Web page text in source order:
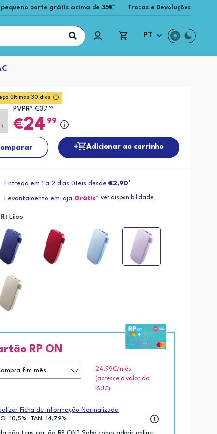
porte grátis acima de 35€* Trocas e Devoluções
PT
últimos 30 dias
PVPR* €37 ,99
24,99
Adicionar ao carrinho
Entrega em 1 a 2 dias úteis desde€2,90*
Levantamento em loja Grátis* ver disponibilidade
Lilas
RP ON
24,99€/mês
(acresce o valor do
ISUC)
Ficha de Informação Normalizada
18,5% TAN 14,79%
não tens cartão RP ON? Sabe como aderir online